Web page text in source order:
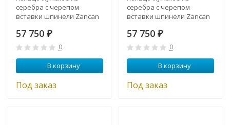
серебра с черепом
вставки шпинели Zancan
57 750 ₽
0
В корзину
Под заказ
серебра с черепом
вставки шпинели Zancan
57 750 ₽
0
В корзину
Под заказ